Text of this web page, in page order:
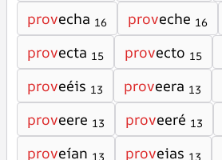
provecha 16 proveche 16
provecta 15 provecto 15
proveéis 13 proveera 13
proveere 13 proveeré 13
proveían 13 proveias 13